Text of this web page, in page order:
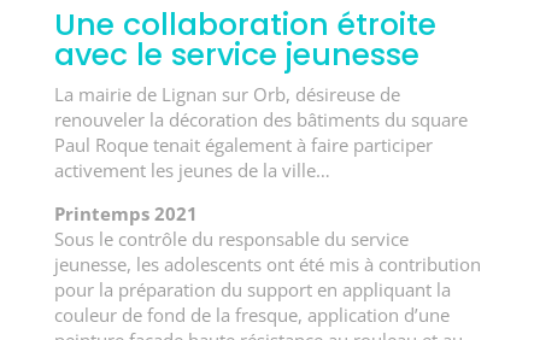
Une collaboration étroite
avec le service jeunesse
La mairie de Lignan sur Orb, désireuse de
renouveler la décoration des bâtiments du square
Paul Roque tenait également à faire participer
activement les jeunes de la ville…
Printemps 2021
Sous le contrôle du responsable du service
jeunesse, les adolescents ont été mis à contribution
pour la préparation du support en appliquant la
couleur de fond de la fresque, application d’une